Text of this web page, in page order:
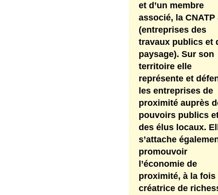
et d’un membre
associé, la CNATP
(entreprises des
travaux publics et
paysage). Sur son
territoire elle
représente et
les entreprises de
proximité auprès
pouvoirs publics
des élus locaux.
s’attache
promouvoir
l’économie de
proximité, à la fois
créatrice de